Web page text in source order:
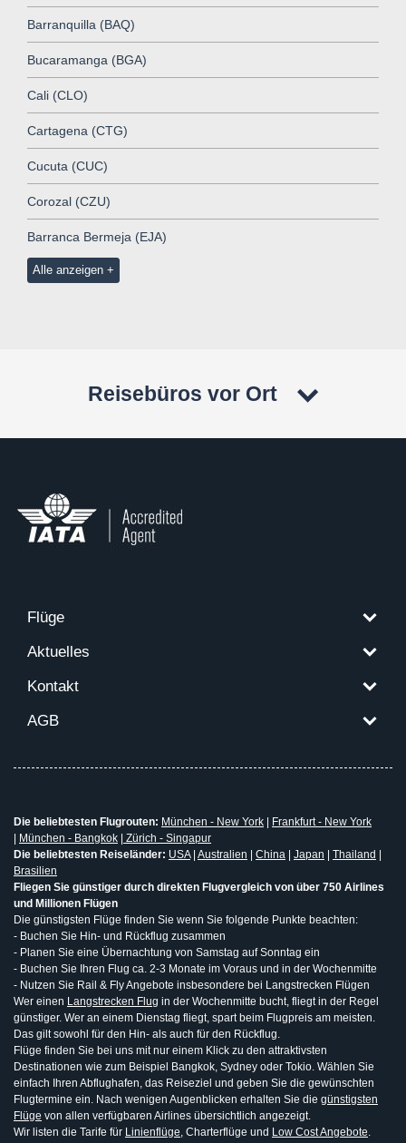
Barranquilla (BAQ)
Bucaramanga (BGA)
Cali (CLO)
Cartagena (CTG)
Cucuta (CUC)
Corozal (CZU)
Barranca Bermeja (EJA)
Alle anzeigen
Reisebüros vor Ort
Flüge
Aktuelles
Kontakt
AGB
Die beliebtesten Flugrouten: München - New York
Frankfurt - New York
München - Bangkok
Zürich - Singapur
Die beliebtesten Reiseländer: USA| Australien China Japan Thailand
Brasilien
Fliegen Sie günstiger durch direkten Flugvergleich von über 750 Airlines
und Millionen Flügen
Die günstigsten Flüge finden Sie wenn Sie folgende Punkte beachten:
- Buchen Sie Hin- und Rückflug zusammen
- Planen Sie eine Übernachtung von Samstag auf Sonntag ein
- Buchen Sie Ihren Flug ca. 2-3 Monate im Voraus und in der Wochenmitte
- Nutzen Sie Rail & Fly Angebote insbesondere bei Langstrecken Flügen
Wer einen Langstrecken Flug in der Wochenmitte bucht, fliegt in der Regel
günstiger. Wer an einem Dienstag fliegt, spart beim Flugpreis am meisten.
Das gilt sowohl für den Hin- als auch für den Rückflug.
Flüge finden Sie bei uns mit nur einem Klick zu den attraktivsten
Destinationen wie zum Beispiel Bangkok, Sydney oder Tokio. Wählen Sie
einfach Ihren Abflughafen, das Reiseziel und geben Sie die gewünschten
Flugtermine ein. Nach wenigen Augenblicken erhalten Sie die günstigsten
Flüge von allen verfügbaren Airlines übersichtlich angezeigt.
Wir listen die Tarife für Linienflüge, Charterflüge und Low Cost Angebote.